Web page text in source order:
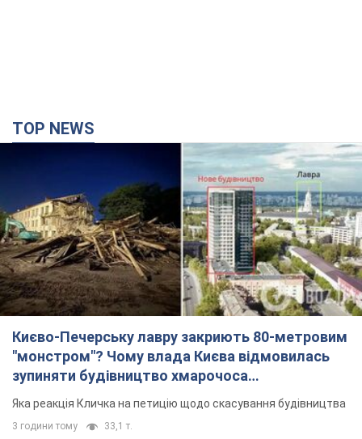
TOP NEWS
Києво-Печерську лавру закриють 80-метровим
"монстром"? Чому влада Києва відмовилась
зупиняти будівництво хмарочоса
"московського вірянина"
Яка реакція Кличка на петицію щодо скасування будівництва
3 години тому 33,1 т.